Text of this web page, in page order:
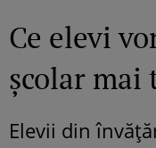
Ce elevi
școlar mai
Elevii din